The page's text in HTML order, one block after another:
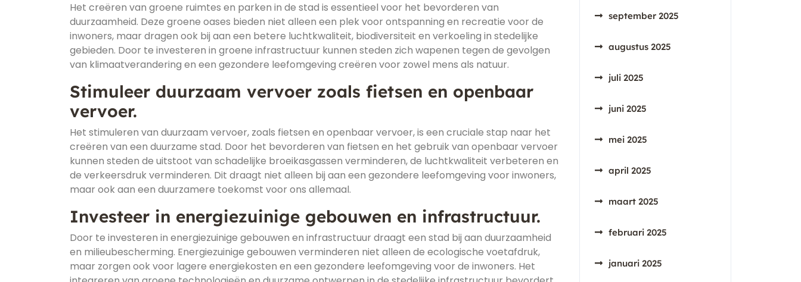
Het creëren van groene ruimtes en parken in de stad is essentieel voor het bevorderen van
duurzaamheid. Deze groene oases bieden niet alleen een plek voor ontspanning en recreatie voor de
inwoners, maar dragen ook bij aan een betere luchtkwaliteit, biodiversiteit en verkoeling in stedelijke
gebieden. Door te investeren in groene infrastructuur kunnen steden zich wapenen tegen de gevolgen
van klimaatverandering en een gezondere leefomgeving creëren voor zowel mens als natuur.
Stimuleer duurzaam vervoer zoals fietsen en openbaar
vervoer.
Het stimuleren van duurzaam vervoer, zoals fietsen en openbaar vervoer, is een cruciale stap naar het
creëren van een duurzame stad. Door het bevorderen van fietsen en het gebruik van openbaar vervoer
kunnen steden de uitstoot van schadelijke broeikasgassen verminderen, de luchtkwaliteit verbeteren en
de verkeersdruk verminderen. Dit draagt niet alleen bij aan een gezondere leefomgeving voor inwoners,
maar ook aan een duurzamere toekomst voor ons allemaal.
Investeer in energiezuinige gebouwen en infrastructuur.
Door te investeren in energiezuinige gebouwen en infrastructuur draagt een stad bij aan duurzaamheid
en milieubescherming. Energiezuinige gebouwen verminderen niet alleen de ecologische voetafdruk,
maar zorgen ook voor lagere energiekosten en een gezondere leefomgeving voor de inwoners. Het
september 2025
augustus 2025
juli 2025
juni 2025
mei 2025
april 2025
maart 2025
februari 2025
januari 2025